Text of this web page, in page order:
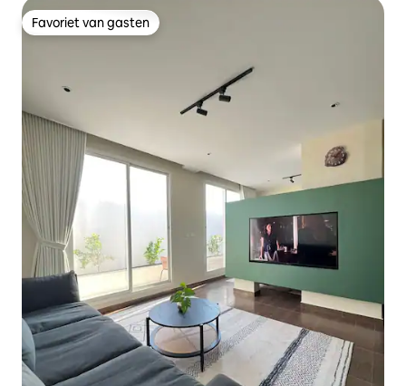
Favoriet van gasten
Favoriet van gasten